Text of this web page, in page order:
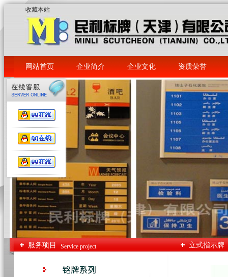
收藏本站
网站首页 企业简介 企业文化 资质荣誉
服务项目 Service project 立式指示牌